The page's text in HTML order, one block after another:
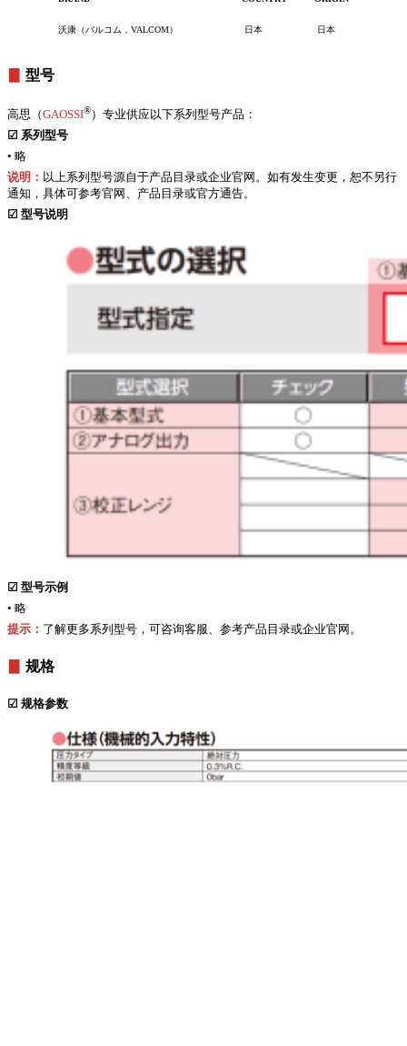
沃康（バルコム，VALCOM） 日本 日本
型号
高思（GAOSSI®）专业供应以下系列型号产品：
☑ 系列型号
• 略
说明： 以上系列型号源自于产品目录或企业官网。如有发生变更，恕不另行
通知，具体可参考官网、产品目录或官方通告。
☑ 型号说明
☑ 型号示例
• 略
提示： 了解更多系列型号，可咨询客服、参考产品目录或企业官网。
规格
☑ 规格参数